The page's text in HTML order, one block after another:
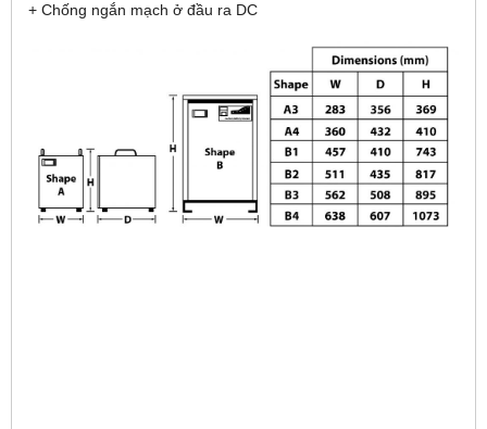
+ Chống ngắn mạch ở đầu ra DC